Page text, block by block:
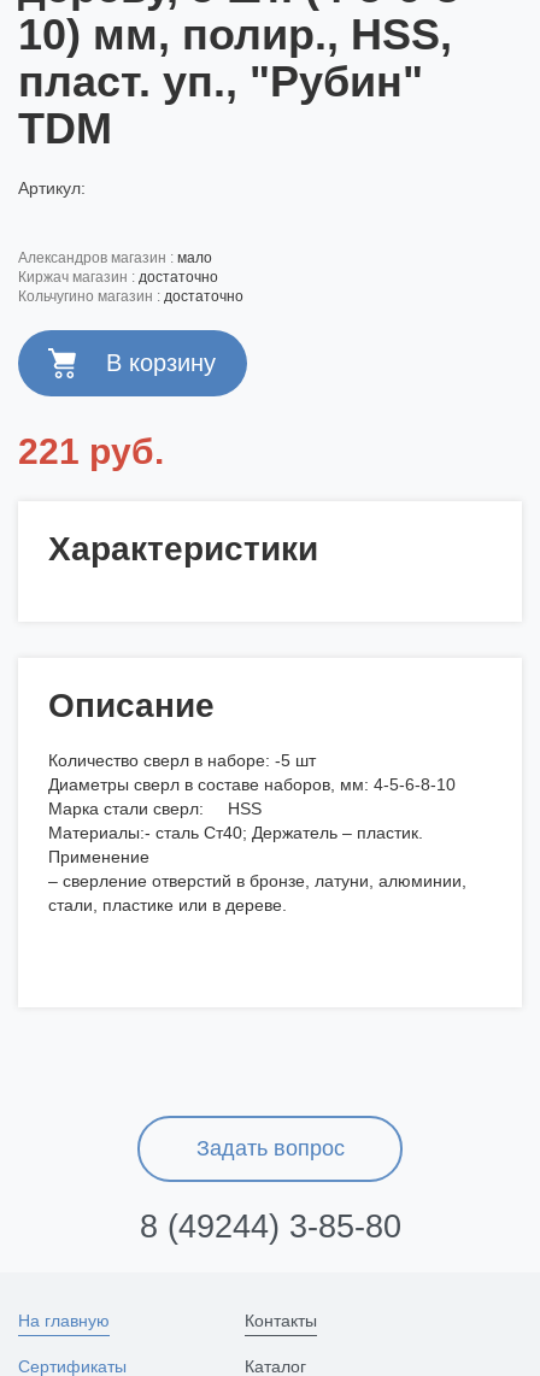
10) мм, полир., HSS,
пласт. уп., "Рубин"
TDM
Артикул:
александров магазин : мало
киржач магазин : достаточно
кольчугино магазин : достаточно
221 руб.
Характеристики
Описание
Количество сверл в наборе: -5 шт
Диаметры сверл в составе наборов, мм: 4-5-6-8-10
Марка стали сверл: HSS
Материалы:- сталь Ст40; Держатель – пластик.
Применение
– сверление отверстий в бронзе, латуни, алюминии,
стали, пластике или в дереве.
Задать вопрос
8 (49244) 3-85-80
На главную
Сертификаты
Контакты
Каталог